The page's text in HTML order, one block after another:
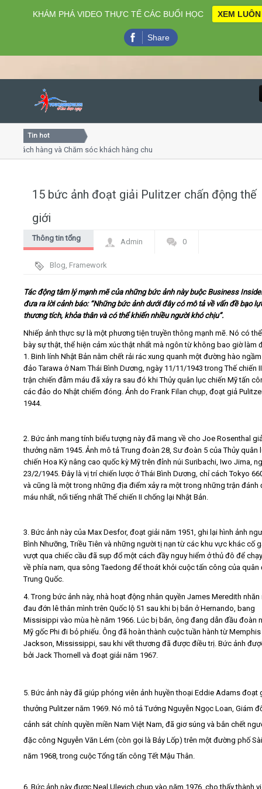
Close
Home
Video
Kiến thức
Liên hệ - Đăng ký
Tin hot
hàng và Chăm sóc khách hàng chuyên nghiệp
15 bức ảnh đoạt giải Pulitzer chấn động thế
giới
Thông tin tổng
Admin 0
Blog, Framework
Tác động tâm lý mạnh mẽ của những bức ảnh này buộc Business
đưa ra lời cảnh báo: “Những bức ảnh dưới đây có mô tả về vấn đề bạo
thương tích, khỏa thân và có thể khiến nhiều người khó chịu”.
Nhiếp ảnh thực sự là một phương tiện truyền thông mạnh mẽ. Nó có
bày sự thật, thể hiện cảm xúc thật nhất mà ngôn từ không bao giờ làm
1. Binh lính Nhật Bản nằm chết rải rác xung quanh một đường hào
đảo Tarawa ở Nam Thái Bình Dương, ngày 11/11/1943 trong Thế chiến
trận chiến đẫm máu đã xảy ra sau đó khi Thủy quân lục chiến Mỹ tấn
các đảo do Nhật chiếm đóng. Ảnh do Frank Filan chụp, đoạt giả
1944.
2. Bức ảnh mang tính biểu tượng này đã mang về cho Joe Rosenthal
thưởng năm 1945. Ảnh mô tả Trung đoàn 28, Sư đoàn 5 của Thủy quân
chiến Hoa Kỳ nâng cao quốc kỳ Mỹ trên đỉnh núi Suribachi, Iwo Jima,
23/2/1945. Đây là vị trí chiến lược ở Thái Bình Dương, chỉ cách Tokyo
và cũng là một trong những địa điểm xảy ra một trong những trận đánh
máu nhất, nổi tiếng nhất Thế chiến II chống lại Nhật Bản.
3. Bức ảnh này của Max Desfor, đoạt giải năm 1951, ghi lại hình ảnh
Bình Nhưỡng, Triều Tiên và những người tị nạn từ các khu vực khác cố
vượt qua chiếc cầu đã sụp đổ một cách đầy nguy hiểm ở thủ đô để
về phía nam, qua sông Taedong để thoát khỏi cuộc tấn công của quân
Trung Quốc.
4. Trong bức ảnh này, nhà hoạt động nhân quyền James Meredith nhăn
đau đớn lê thân mình trên Quốc lộ 51 sau khi bị bắn ở Hernando, bang
Missisippi vào mùa hè năm 1966. Lúc bị bắn, ông đang dẫn đầu đoàn
Mỹ gốc Phi đi bỏ phiếu. Ông đã hoàn thành cuộc tuần hành từ
Jackson, Mississippi, sau khi vết thương đã được điều trị. Bức ảnh
bởi Jack Thornell và đoạt giải năm 1967.
5. Bức ảnh này đã giúp phóng viên ảnh huyền thoại Eddie Adams đoạt
thưởng Pulitzer năm 1969. Nó mô tả Tướng Nguyễn Ngọc Loan, Giám
cảnh sát chính quyền miền Nam Việt Nam, đã giơ súng và bắn chết
đặc công Nguyễn Văn Lém (còn gọi là Bảy Lốp) trên một đường phố
năm 1968, trong cuộc Tổng tấn công Tết Mậu Thân.
6. Bức ảnh này được Neal Ulevich chụp vào năm 1976, cho thấy thành
KHÁM PHÁ VIDEO THỰC TẾ CÁC BUỔI HỌC XEM LUÔN
Share